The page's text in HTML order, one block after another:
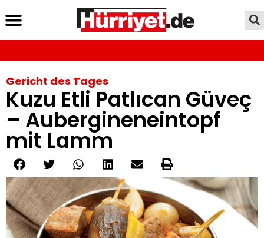
Gericht des Tages
Kuzu Etli Patlıcan Güveç
– Aubergineneintopf
mit Lamm